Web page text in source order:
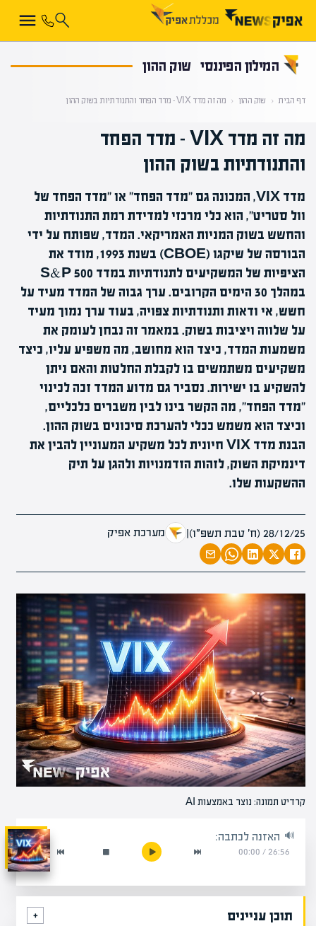
המילון הפיננסי שוק ההון
דף הבית ‹ שוק ההון ‹ מה זה מדד VIX – מדד הפחד והתנודתיות בשוק ההון
מה זה מדד VIX – מדד הפחד
והתנודתיות בשוק ההון
מדד VIX, המכונה גם "מדד הפחד" או "מדד הפחד של
וול סטריט", הוא כלי מרכזי למדידת רמת התנודתיות
והחשש בשוק המניות האמריקאי. המדד, שפותח על ידי
הבורסה של שיקגו (CBOE) בשנת 1993, מודד את
הציפיות של המשקיעים לתנודתיות במדד S&P 500
במהלך 30 הימים הקרובים. ערך גבוה של המדד מעיד על
חשש, אי ודאות ותנודתיות צפויה, בעוד ערך נמוך מעיד
על שלווה ויציבות בשוק. במאמר זה נבחן לעומק את
משמעות המדד, כיצד הוא מחושב, מה משפיע עליו, כיצד
משקיעים משתמשים בו לקבלת החלטות והאם ניתן
להשקיע בו ישירות. נסביר גם מדוע המדד זכה לכינוי
"מדד הפחד", מה הקשר בינו לבין משברים כלכליים,
וכיצד הוא משמש ככלי להערכת סיכונים בשוק ההון.
הבנת מדד VIX חיונית לכל משקיע המעוניין להבין את
דינמיקת השוק, לזהות הזדמנויות ולהגן על תיק
ההשקעות שלו.
28/12/25 (ח׳ טבת תשפ״ו) | מערכת אפיק
קרדיט תמונה: נוצר באמצעות AI
האזנה לכתבה:
26:56
/
00:00
תוכן עניינים